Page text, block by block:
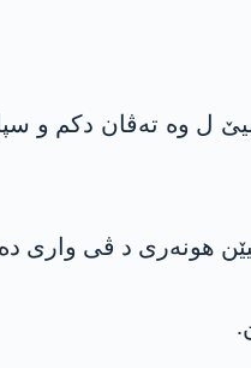
ل وە تەڤان دکم و
ھونەری د ڤی واری